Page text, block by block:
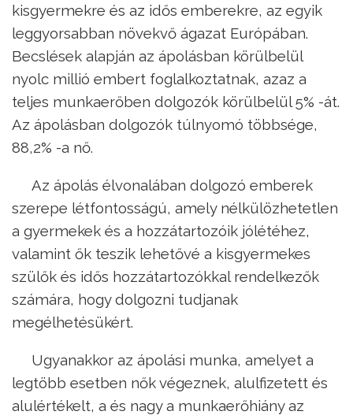
kisgyermekre és az idős emberekre, az egyik
leggyorsabban növekvő ágazat Európában.
Becslések alapján az ápolásban körülbelül
nyolc millió embert foglalkoztatnak, azaz a
teljes munkaerőben dolgozók körülbelül 5% -át.
Az ápolásban dolgozók túlnyomó többsége,
88,2% -a nő.
Az ápolás élvonalában dolgozó emberek
szerepe létfontosságú, amely nélkülözhetetlen
a gyermekek és a hozzátartozóik jólétéhez,
valamint ők teszik lehetővé a kisgyermekes
szülők és idős hozzátartozókkal rendelkezők
számára, hogy dolgozni tudjanak
megélhetésükért.
Ugyanakkor az ápolási munka, amelyet a
legtöbb esetben nők végeznek, alulfizetett és
alulértékelt, a és nagy a munkaerőhiány az